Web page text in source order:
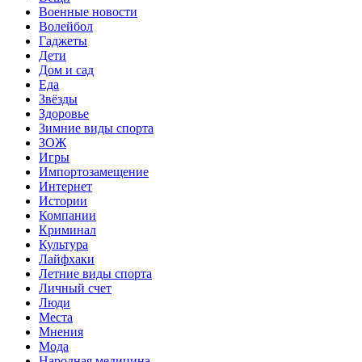
Военные новости
Волейбол
Гаджеты
Дети
Дом и сад
Еда
Звёзды
Здоровье
Зимние виды спорта
ЗОЖ
Игры
Импортозамещение
Интернет
Истории
Компании
Криминал
Культура
Лайфхаки
Летние виды спорта
Личный счет
Люди
Места
Мнения
Мода